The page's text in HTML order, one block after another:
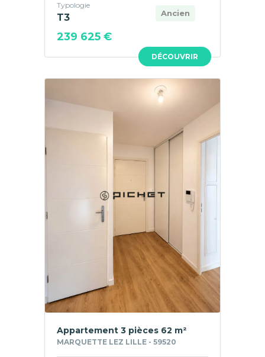
DÉCOUVRIR
Ancien
Typologie
T3
239 625 €
Appartement 3 pièces 62 m²
MARQUETTE LEZ LILLE - 59520